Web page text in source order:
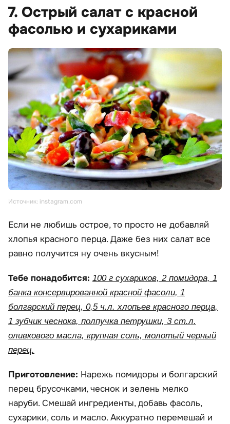
7. Острый салат с красной
фасолью и сухариками
Источник: instagram.com
Если не любишь острое, то просто не добавляй
хлопья красного перца. Даже без них салат все
равно получится ну очень вкусным!
Тебе понадобится: 100 г сухариков, 2 помидора, 1
банка консервированной красной фасоли, 1
болгарский перец, 0,5 ч.л. хлопьев красного перца,
1 зубчик чеснока, полпучка петрушки, 3 ст.л.
оливкового масла, крупная соль, молотый черный
перец.
Приготовление: Нарежь помидоры и болгарский
перец брусочками, чеснок и зелень мелко
наруби. Смешай ингредиенты, добавь фасоль,
сухарики, соль и масло. Аккуратно перемешай и